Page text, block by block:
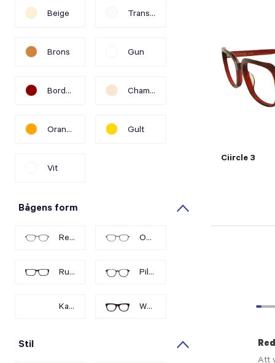
Beige
Refine by Färg: Beige
Transparant
Brons
Refine by Färg: Brons
Gun
Bordeaux
Refine by Färg: Bordeaux
Champagne
Refine by Färg: Champagne
Orange
Refine by Färg: Orange
Gult
Refine by Färg: Gult
Vit
Bågens form
Rektangulär
Refine by Bågens form: Rektangulär
Oval
Refine by Bågens form: Oval
Runda
Refine by Bågens form: Runda
Pilot
Refine by Bågens form: Pilot
Kattiga
Refine by Bågens form: Kattiga
Wayfarer
Refine by Bågens form: Wayfarer
Stil
Ciircle 3